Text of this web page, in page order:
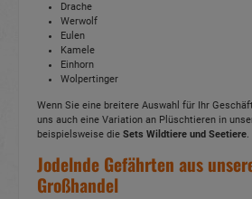
Drache
Werwolf
Eulen
Kamele
Einhorn
Wolpertinger
Wenn Sie eine breitere Auswahl für Ihr
uns auch eine Variation an Plüschtieren in
beispielsweise die Sets Wildtiere und Seetiere.
Jodelnde Gefährten aus
Großhandel